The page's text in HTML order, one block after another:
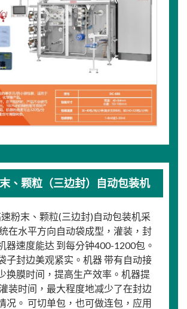
、颗粒（三边封）自动包装机
粉末、颗粒(三边封)自动包装机采
在水平方向自动袋成型，灌装，封
器速度能达 到每分钟400-1200包。
子封边美观紧实。机器 带有自动接
换膜时间，提高生产效率。机器提
装时间，最大程度地减少了在封边
况。 可切单包，也可做连包，应用